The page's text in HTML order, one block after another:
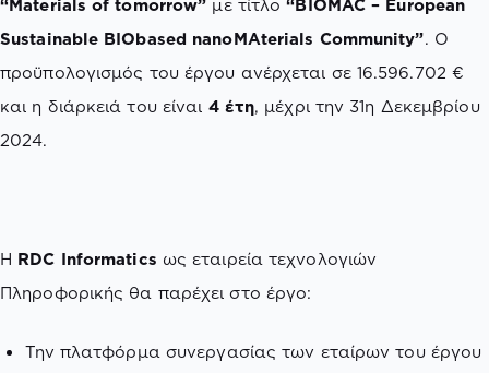
“Materials of tomorrow” με τίτλο“BIOMAC – European
Sustainable BIObased nanoMAterials Community”. Ο
προϋπολογισμός του έργου ανέρχεται σε 16.596.702 €
και η διάρκειά του είναι 4 έτη, μέχρι την 31η Δεκεμβρίου
2024.
H RDC Informatics ως εταιρεία τεχνολογιών
Πληροφορικής θα παρέχει στο έργο:
Την πλατφόρμα συνεργασίας των εταίρων του έργου